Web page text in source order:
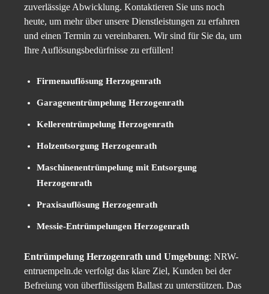
zuverlässige Abwicklung. Kontaktieren Sie uns noch
heute, um mehr über unsere Dienstleistungen zu erfahren
und einen Termin zu vereinbaren. Wir sind für Sie da, um
Ihre Auflösungsbedürfnisse zu erfüllen!
Firmenauflösung Herzogenrath
Garagenentrümpelung Herzogenrath
Kellerentrümpelung Herzogenrath
Holzentsorgung Herzogenrath
Maschinenentrümpelung mit Entsorgung
Herzogenrath
Praxisauflösung Herzogenrath
Messie-Entrümpelungen Herzogenrath
Entrümpelung Herzogenrath und Umgebung: NRW-
entruempeln.de verfolgt das klare Ziel, Kunden bei der
Befreiung von überflüssigem Ballast zu unterstützen. Das